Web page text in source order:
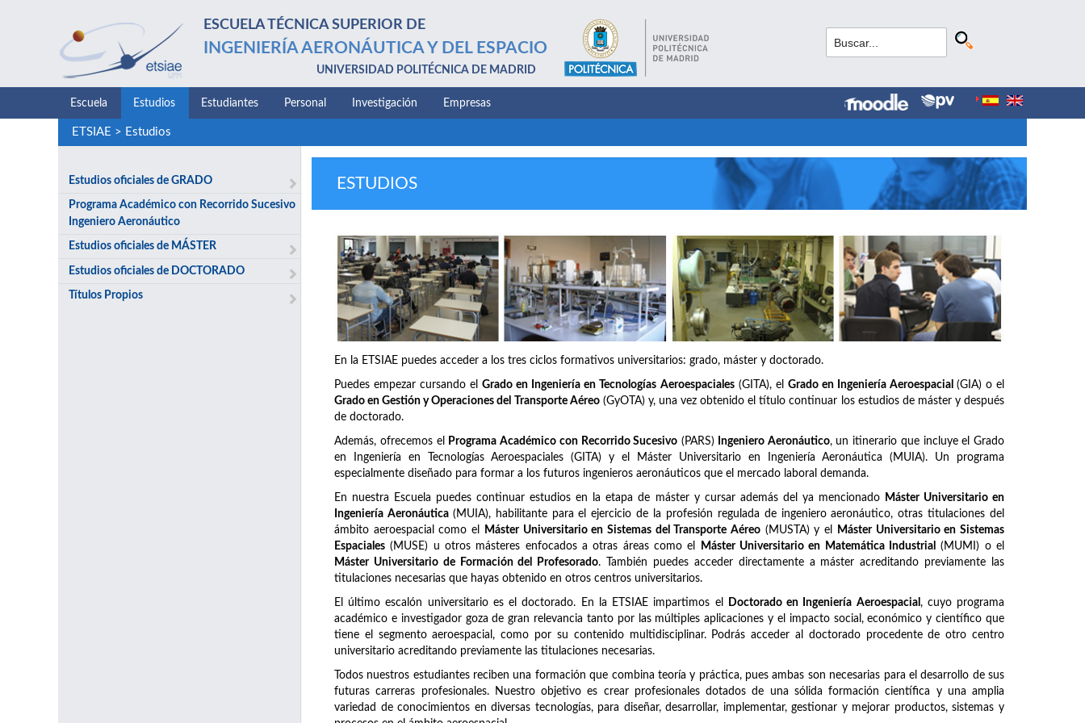
ESCUELA TÉCNICA SUPERIOR DE
INGENIERÍA AERONÁUTICA Y DEL ESPACIO
UNIVERSIDAD POLITÉCNICA DE MADRID
Escuela Estudios Estudiantes Personal Investigación Empresas
ETSIAE > Estudios
Estudios oficiales de GRADO
Programa Académico con Recorrido Sucesivo
Ingeniero Aeronáutico
Estudios oficiales de MÁSTER
Estudios oficiales de DOCTORADO
Títulos Propios
ESTUDIOS
En la ETSIAE puedes acceder a los tres ciclos formativos universitarios: grado, máster y doctorado.
Puedes empezar cursando elGrado en Ingeniería en Tecnologías Aeroespaciales(GITA), el Grado en Ingeniería Aeroespacial (GIA) o el
Grado en Gestión y Operaciones del Transporte Aéreo(GyOTA) y, una vez obtenido el título continuar los estudios de máster y después
de doctorado.
Además, ofrecemos el Programa Académico con Recorrido Sucesivo (PARS) Ingeniero Aeronáutico, un itinerario que incluye el Grado
en Ingeniería en Tecnologías Aeroespaciales (GITA) y el Máster Universitario en Ingeniería Aeronáutica (MUIA). Un programa
especialmente diseñado para formar a los futuros ingenieros aeronáuticos que el mercado laboral demanda.
En nuestra Escuela puedes continuar estudios en la etapa de máster y cursar además del ya mencionado Máster Universitario en
Ingeniería Aeronáutica (MUIA), habilitante para el ejercicio de la profesión regulada de ingeniero aeronáutico, otras titulaciones del
ámbito aeroespacial como el
Máster Universitario en Sistemas del Transporte Aéreo (MUSTA) y el
Máster Universitario en Sistemas
Espaciales (MUSE) u otros másteres enfocados a otras áreas como el Máster Universitario en Matemática Industrial
(MUMI) o el
Máster Universitario de Formación del Profesorado. También puedes acceder directamente a máster acreditando previamente las
titulaciones necesarias que hayas obtenido en otros centros universitarios.
El último escalón universitario es el doctorado. En la ETSIAE impartimos el Doctorado en Ingeniería Aeroespacial , cuyo programa
académico e investigador goza de gran relevancia tanto por las múltiples aplicaciones y el impacto social, económico y científico que
tiene el segmento aeroespacial, como por su contenido multidisciplinar. Podrás acceder al doctorado procedente de otro centro
universitario acreditando previamente las titulaciones necesarias.
Todos nuestros estudiantes reciben una formación que combina teoría y práctica, pues ambas son necesarias para el desarrollo de sus
futuras carreras profesionales. Nuestro objetivo es crear profesionales dotados de una sólida formación científica y una amplia
variedad de conocimientos en diversas tecnologías, para diseñar, desarrollar, implementar, gestionar y mejorar productos, sistemas y